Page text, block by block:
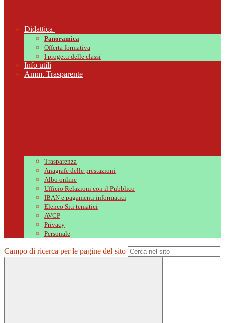
Didattica
Panoramica
Offerta formativa
I progetti delle classi
Info utili
Amm. Trasparente
Trasparenza
Anagrafe delle prestazioni
Albo online
Ufficio Relazioni con il Pubblico
IBAN e pagamenti informatici
Elenco Siti tematici
AVCP
Privacy
Personale
Campo di ricerca per le pagine del sito